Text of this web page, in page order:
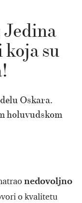
su
Oskara.
holuvudskom
nedovoljno
o kvalitetu